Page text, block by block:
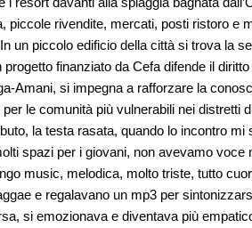
piccole rivendite, mercati, posti ristoro e
un piccolo edificio della città si trova la
finanziato da Cefa difende il
Amani, si impegna a rafforzare la
le comunità più vulnerabili nei distretti
la testa rasata, quando lo incontro
spazi per i giovani, non avevamo
music, melodica, molto triste, tutto
e regalavano un mp3 per
si emozionava e diventava più